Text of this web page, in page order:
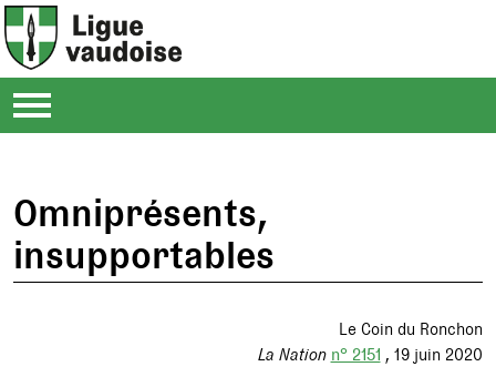
Omniprésents,
insupportables
Le Coin du Ronchon
La Nation n° 2151 19 juin 2020